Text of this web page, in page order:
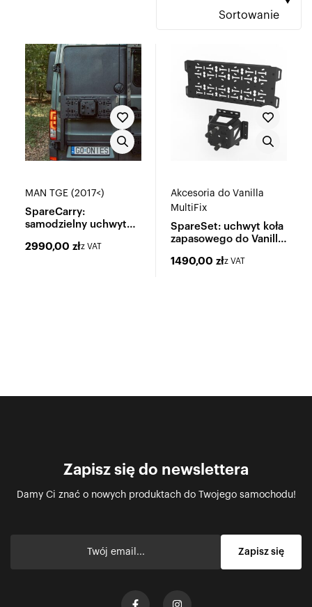
Sortowanie
MAN TGE (2017<)
SpareCarry:
samodzielny uchwyt
2990,00 złz VAT
Akcesoria do Vanilla
MultiFix
SpareSet: uchwyt koła
zapasowego do Vanilla
1490,00 złz VAT
Zapisz się do newslettera
Damy Ci znać o nowych produktach do Twojego samochodu!